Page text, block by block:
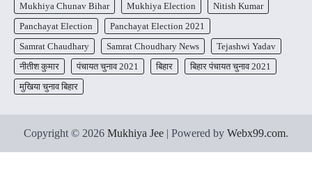
Mukhiya Chunav Bihar
Mukhiya Election
Nitish Kumar
Panchayat Election
Panchayat Election 2021
Samrat Chaudhary
Samrat Choudhary News
Tejashwi Yadav
नीतीश कुमार
पंचायत चुनाव 2021 बिहार
बिहार पंचायत चुनाव 2021
मुखिया चुनाव बिहार
Copyright © 2026 Mukhiya Jee | Powered by Webx99.com.